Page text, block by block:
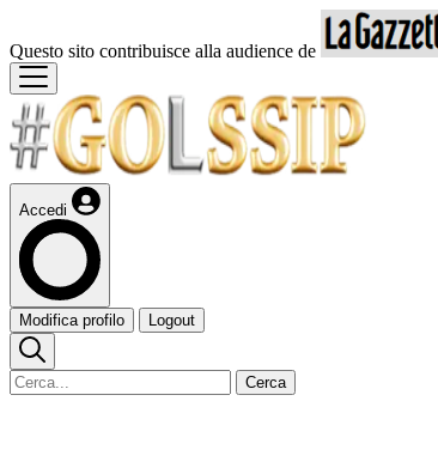
Questo sito contribuisce alla audience de
Accedi
Modifica profilo Logout
Cerca